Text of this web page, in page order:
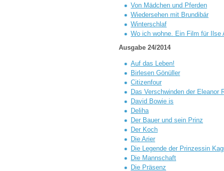
Von Mädchen und Pferden
Wiedersehen mit Brundibár
Winterschlaf
Wo ich wohne. Ein Film für Ilse
Ausgabe 24/2014
Auf das Leben!
Birlesen Gönüller
Citizenfour
Das Verschwinden der Eleanor
David Bowie is
Deliha
Der Bauer und sein Prinz
Der Koch
Die Arier
Die Legende der Prinzessin
Die Mannschaft
Die Präsenz